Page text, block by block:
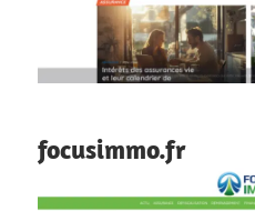
focusimmo.fr